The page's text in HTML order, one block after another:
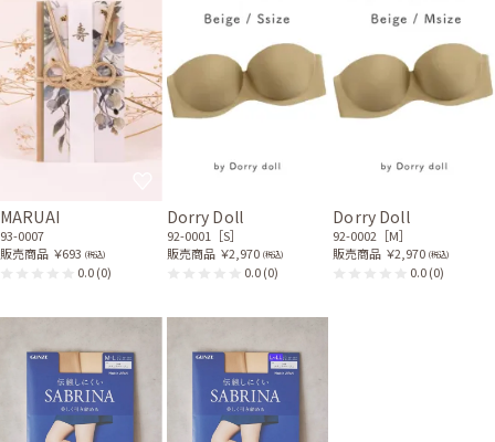
MARUAI
93-0007
販売商品 ￥693 (税込)
0.0(0)
Dorry Doll
92-0001［S］
販売商品 ￥2,970 (税込)
0.0(0)
Dorry Doll
92-0002［M］
販売商品 ￥2,970 (税込)
0.0(0)